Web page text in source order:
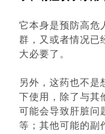
它本身是预防高危
群，又或者情况已
大必要了。
另外，这药也不是
下使用，除了与其
可能会导致肝脏问
等；其他可能的副